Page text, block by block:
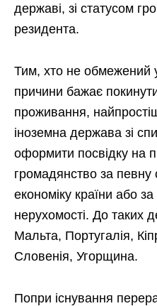
державі, зі статусом
резидента.
Тим, хто не обмежений
причини бажає
проживання,
іноземна держава зі
оформити посвідку на
громадянство за певну
економіку країни або за
нерухомості. До таких
Мальта, Португалія,
Словенія, Угорщина.
Попри існування